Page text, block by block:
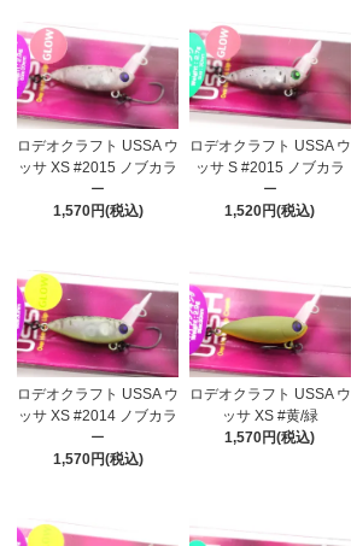
ロデオクラフト USSA ウ
ッサ XS #2015 ノブカラ
ー
1,570円(税込)
ロデオクラフト USSA ウ
ッサ S #2015 ノブカラ
ー
1,520円(税込)
ロデオクラフト USSA ウ
ッサ XS #2014 ノブカラ
ー
1,570円(税込)
ロデオクラフト USSA ウ
ッサ XS #黄/緑
1,570円(税込)